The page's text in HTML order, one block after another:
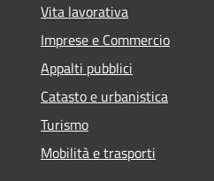
Vita lavorativa
Imprese e Commercio
Appalti pubblici
Catasto e urbanistica
Turismo
Mobilità e trasporti